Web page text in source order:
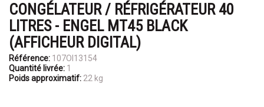
CONGÉLATEUR / RÉFRIGÉRATEUR 40
LITRES - ENGEL MT45 BLACK
(AFFICHEUR DIGITAL)
Référence: 107OI13154
Quantité livrée: 1
Poids approximatif: 22 kg